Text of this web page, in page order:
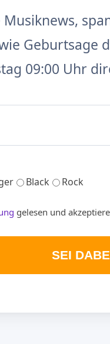
Musiknews,
Geburtsage
09:00 Uhr
Black Rock
gelesen und
SEI